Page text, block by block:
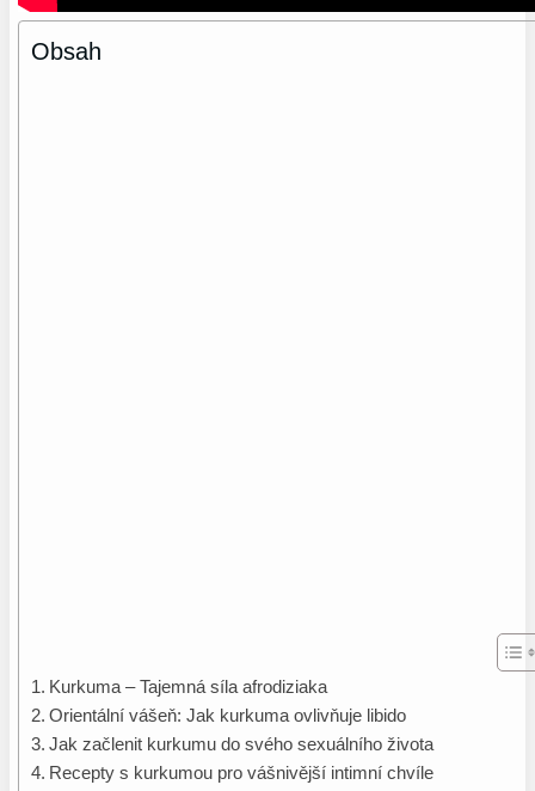
Obsah
Kurkuma – Tajemná síla afrodiziaka
Orientální vášeň: Jak kurkuma ovlivňuje libido
Jak začlenit kurkumu do svého sexuálního života
Recepty s kurkumou pro vášnivější intimní chvíle